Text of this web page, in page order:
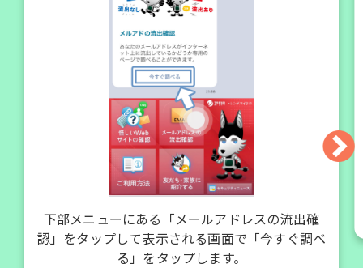
下部メニューにある「メールアドレスの流出確
認」をタップして表示される画面で「今すぐ調べ
る」をタップします。